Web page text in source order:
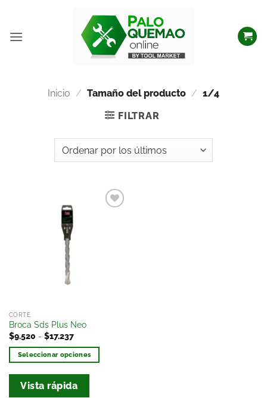
Inicio / Tamaño del producto / 1/4
FILTRAR
CORTE
Broca Sds Plus Neo
$9.520 - $17.237
Seleccionar opciones
Vista rápida